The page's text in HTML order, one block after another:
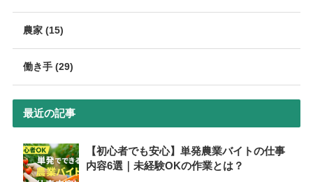
農家 (15)
働き手 (29)
最近の記事
【初心者でも安心】単発農業バイトの仕事
内容6選｜未経験OKの作業とは？